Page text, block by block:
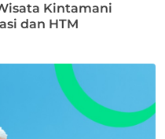
Kintamani
dan HTM